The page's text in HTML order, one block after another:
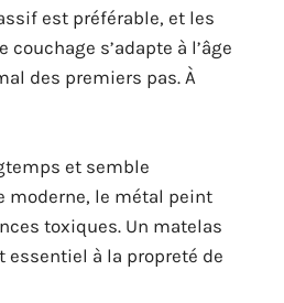
est préférable, et les
s’adapte à l’âge
des premiers pas. À
et semble
moderne, le métal peint
toxiques. Un matelas
à la propreté de